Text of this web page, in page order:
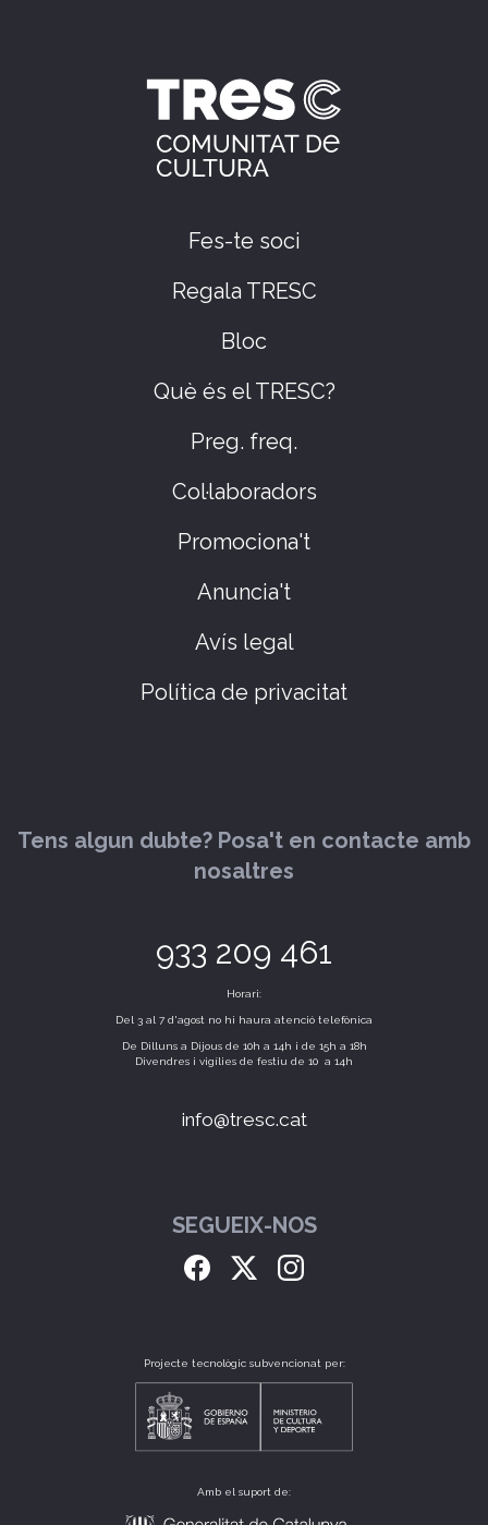
Fes-te soci
Regala TRESC
Bloc
Què és el TRESC?
Preg. freq.
Col·laboradors
Promociona't
Anuncia't
Avís legal
Política de privacitat
Tens algun dubte? Posa't en contacte amb
nosaltres
933 209 461
Horari:
Del 3 al 7 d'agost no hi haura atenció telefònica
De Dilluns a Dijous de 10h a 14h i de 15h a 18h
Divendres i vigílies de festiu de 10 a 14h
info@tresc.cat
SEGUEIX-NOS
Projecte tecnològic subvencionat per:
Amb el suport de: